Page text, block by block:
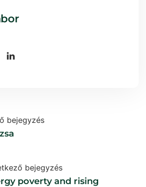
bejegyzés
bejegyzés
poverty and rising